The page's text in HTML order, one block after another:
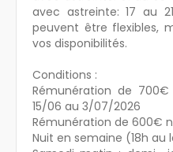
avec astreinte: 17 au
peuvent être flexibles,
vos disponibilités.
Conditions :
Rémunération de
15/06 au 3/07/2026
Rémunération de 600€
Nuit en semaine (18h au